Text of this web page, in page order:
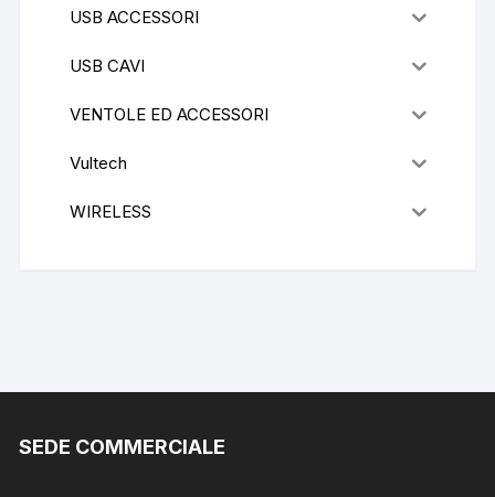
USB ACCESSORI
USB CAVI
VENTOLE ED ACCESSORI
Vultech
WIRELESS
SEDE COMMERCIALE